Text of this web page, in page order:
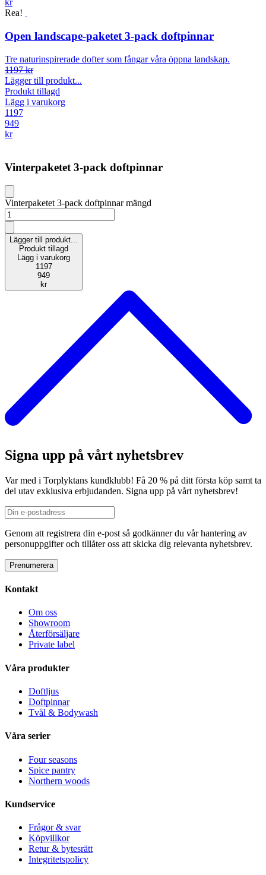
kr
Rea!
Open landscape-paketet 3-pack doftpinnar
Tre naturinspirerade dofter som fångar våra öppna landskap.
1197 kr
Lägger till produkt...
Produkt tillagd
Lägg i varukorg
1197
949
kr
Vinterpaketet 3-pack doftpinnar
Vinterpaketet 3-pack doftpinnar mängd
Lägger till produkt...
Produkt tillagd
Lägg i varukorg
1197
949
kr
Signa upp på vårt nyhetsbrev
Var med i Torplyktans kundklubb! Få 20 % på ditt första köp samt ta
del utav exklusiva erbjudanden. Signa upp på vårt nyhetsbrev!
Genom att registrera din e-post så godkänner du vår hantering av
personuppgifter och tillåter oss att skicka dig relevanta nyhetsbrev.
Kontakt
Om oss
Showroom
Återförsäljare
Private label
Våra produkter
Doftljus
Doftpinnar
Tvål & Bodywash
Våra serier
Four seasons
Spice pantry
Northern woods
Kundservice
Frågor & svar
Köpvillkor
Retur & bytesrätt
Integritetspolicy